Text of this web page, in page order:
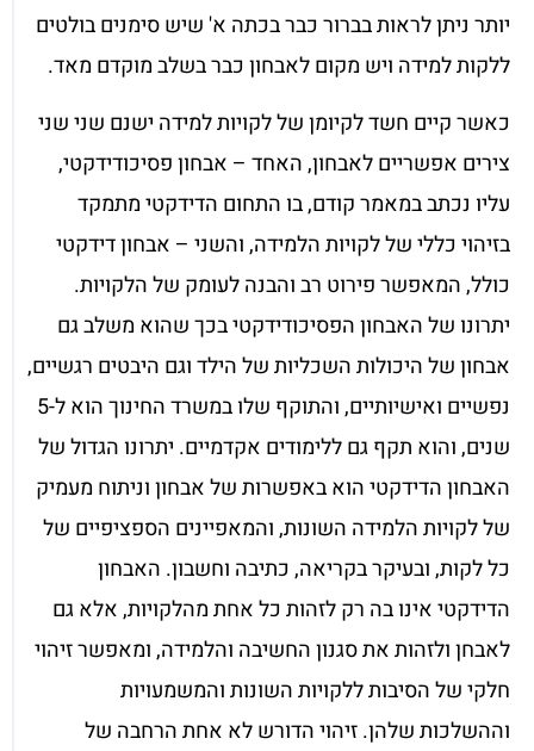
יותר ניתן לראות בברור כבר בכתה א' שיש סימנים בולטים
ללקות למידה ויש מקום לאבחון כבר בשלב מוקדם מאד.
כאשר קיים חשד לקיומן של לקויות למידה ישנם שני שני
צירים אפשריים לאבחון, האחד – אבחון פסיכודידקטי,
עליו נכתב במאמר קודם, בו התחום הדידקטי מתמקד
בזיהוי כללי של לקויות הלמידה, והשני – אבחון דידקטי
כולל, המאפשר פירוט רב והבנה לעומק של הלקויות.
יתרונו של האבחון הפסיכודידקטי בכך שהוא משלב גם
אבחון של היכולות השכליות של הילד וגם היבטים רגשיים,
נפשיים ואישיותיים, והתוקף שלו במשרד החינוך הוא ל-5
שנים, והוא תקף גם ללימודים אקדמיים. יתרונו הגדול של
האבחון הדידקטי הוא באפשרות של אבחון וניתוח מעמיק
של לקויות הלמידה השונות, והמאפיינים הספציפיים של
כל לקות, ובעיקר בקריאה, כתיבה וחשבון. האבחון
הדידקטי אינו בה רק לזהות כל אחת מהלקויות, אלא גם
לאבחן ולזהות את סגנון החשיבה והלמידה, ומאפשר זיהוי
חלקי של הסיבות ללקויות השונות והמשמעויות
וההשלכות שלהן. זיהוי הדורש לא אחת הרחבה של